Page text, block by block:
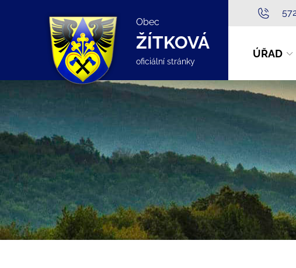
Obec
ŽÍTKOVÁ
oficiální stránky
ÚŘAD